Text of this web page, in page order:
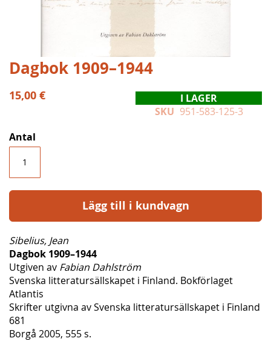
Hoppa
till
början
av
Dagbok 1909–1944
15,00 €
I LAGER
SKU 951-583-125-3
Antal
Lägg till i kundvagn
Sibelius, Jean
Dagbok 1909–1944
Utgiven av Fabian Dahlström
Svenska litteratursällskapet i Finland. Bokförlaget
Atlantis
Skrifter utgivna av Svenska litteratursällskapet i Finland
681
Borgå 2005, 555 s.